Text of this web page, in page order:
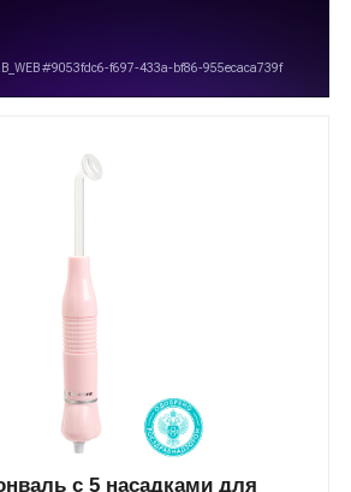
с 5 насадками для